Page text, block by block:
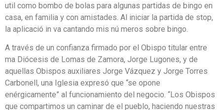
util como bombo de bolas para algunas partidas de bingo en
casa, en familia y con amistades. Al iniciar la partida de stop,
la aplicació in va cantando mis nú meros sobre bingo.
A través de un confianza firmado por el Obispo titular entre
ma Diócesis de Lomas de Zamora, Jorge Lugones, y de
aquellas Obispos auxiliares Jorge Vázquez y Jorge Torres
Carbonell, una Iglesia expresó que “se opone
enérgicamente” al funcionamiento del negocio. “Los Obispos
que compartimos un caminar de el pueblo, haciendo nuestras